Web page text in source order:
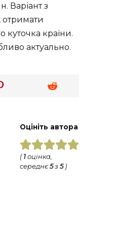
Варіант з
отримати
куточка країни.
актуально.
Оцініть автора
( 1 оцінка,
середнє5з5)